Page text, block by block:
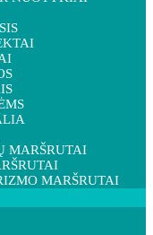
MARŠRUTAI
MARŠRUTAI